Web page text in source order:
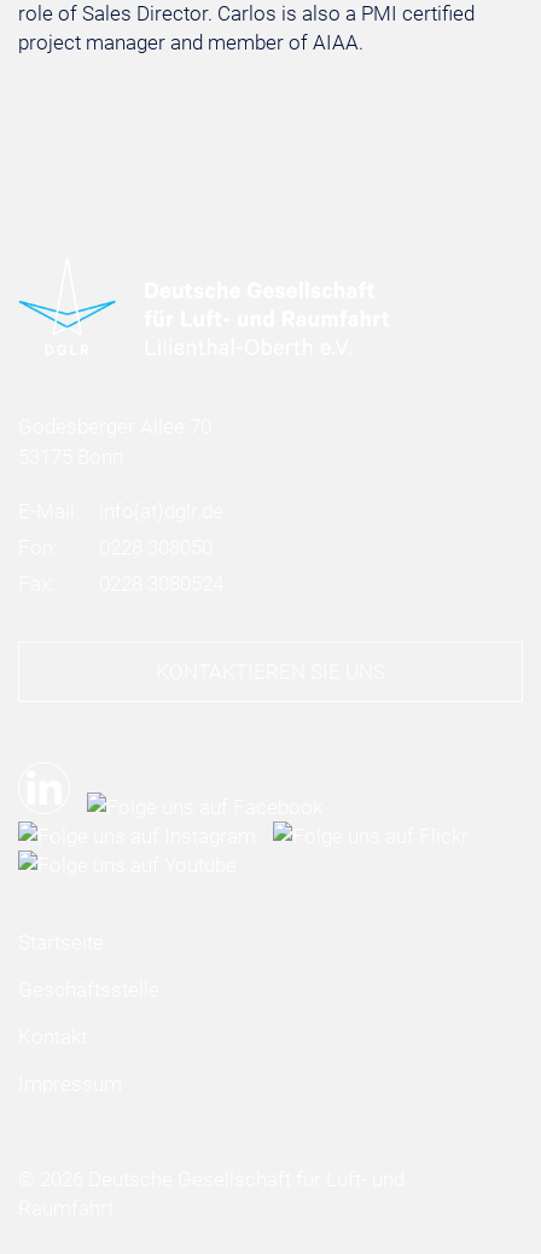
role of Sales Director. Carlos is also a PMI certified
project manager and member of AIAA.